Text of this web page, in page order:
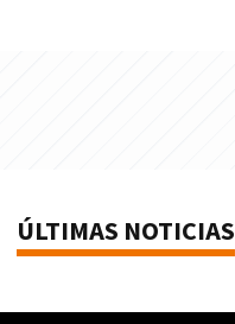
ÚLTIMAS NOTICIAS